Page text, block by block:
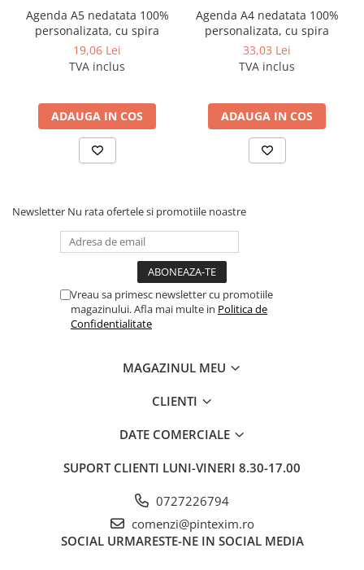
Markere permanente
Markere whiteboard
Markere flipchart
Markere speciale pentru desen
Markere textile
Pixuri si rezerve
Instrumente pentru proiectare
Accesorii de birou
Ace cu gamalie
Benzi adezive
Buretiere, elastice
Cuttere, rezerve cutter
Agenda A5 nedatata 100%
personalizata, cu spira
19,06 Lei
TVA inclus
ADAUGA IN COS
Agenda A4 nedatata 100%
personalizata, cu spira
33,03 Lei
TVA inclus
ADAUGA IN COS
Newsletter Nu rata ofertele si promotiile noastre
Vreau sa primesc newsletter cu promotiile
magazinului. Afla mai multe in Politica de
Confidentialitate
MAGAZINUL MEU
CLIENTI
DATE COMERCIALE
SUPORT CLIENTI LUNI-VINERI 8.30-17.00
0727226794
comenzi@pintexim.ro
SOCIAL URMARESTE-NE IN SOCIAL MEDIA